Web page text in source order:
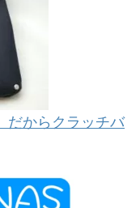
だからクラッチバ